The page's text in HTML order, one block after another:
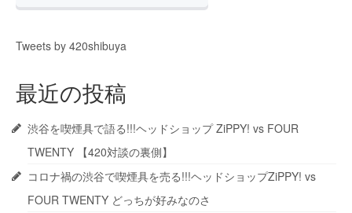
Tweets by 420shibuya
最近の投稿
渋谷を喫煙具で語る!!!ヘッドショップ ZiPPY! vs FOUR
TWENTY 【420対談の裏側】
コロナ禍の渋谷で喫煙具を売る!!!ヘッドショップZiPPY! vs
FOUR TWENTY どっちが好みなのさ